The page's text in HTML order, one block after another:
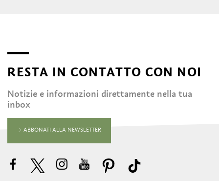
RESTA IN CONTATTO CON NOI
Notizie e informazioni direttamente nella tua
inbox
ABBONATI ALLA NEWSLETTER